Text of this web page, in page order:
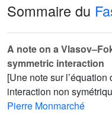
Sommaire du
A note on a
symmetric interaction
[Une note sur
interaction non
Pierre Monmarché